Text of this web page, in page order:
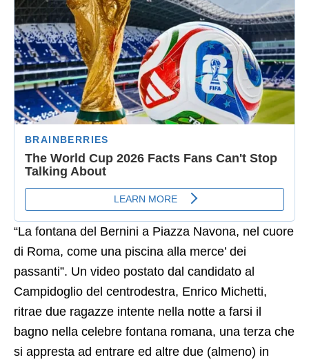
“La fontana del Bernini a Piazza Navona, nel cuore
di Roma, come una piscina alla merce’ dei
passanti”. Un video postato dal candidato al
Campidoglio del centrodestra, Enrico Michetti,
ritrae due ragazze intente nella notte a farsi il
bagno nella celebre fontana romana, una terza che
si appresta ad entrare ed altre due (almeno) in